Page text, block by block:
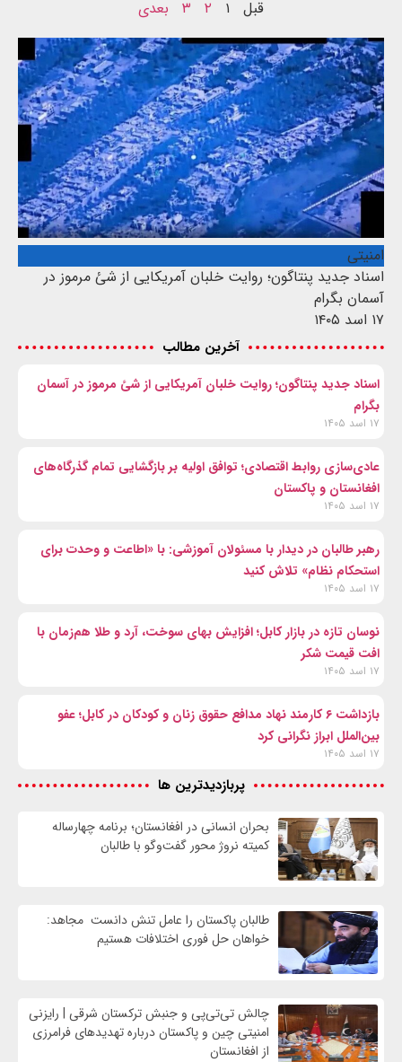
قبل ۱ ۲ ۳ بعدی
امنیتی
اسناد جدید پنتاگون؛ روایت خلبان آمریکایی از شئ مرموز در
آسمان بگرام
۱۷ اسد ۱۴۰۵
آخرین مطالب
اسناد جدید پنتاگون؛ روایت خلبان آمریکایی از شئ مرموز در آسمان
بگرام
۱۷ اسد ۱۴۰۵
عادی‌سازی روابط اقتصادی؛ توافق اولیه بر بازگشایی تمام گذرگاه‌های
افغانستان و پاکستان
۱۷ اسد ۱۴۰۵
رهبر طالبان در دیدار با مسئولان آموزشی: با «اطاعت و وحدت برای
استحکام نظام» تلاش کنید
۱۷ اسد ۱۴۰۵
نوسان تازه در بازار کابل؛ افزایش بهای سوخت، آرد و طلا هم‌زمان با
افت قیمت شکر
۱۷ اسد ۱۴۰۵
بازداشت ۶ کارمند نهاد مدافع حقوق زنان و کودکان در کابل؛ عفو
بین‌الملل ابراز نگرانی کرد
۱۷ اسد ۱۴۰۵
پربازدیدترین ها
بحران انسانی در افغانستان؛ برنامه چهار‌ساله
کمیته نروژ محور گفت‌وگو با طالبان
طالبان پاکستان را عامل تنش دانست مجاهد:
خواهان حل فوری اختلافات هستیم
چالش تی‌تی‌پی و جنبش ترکستان شرقی | رایزنی
امنیتی چین و پاکستان درباره تهدیدهای فرامرزی
از افغانستان